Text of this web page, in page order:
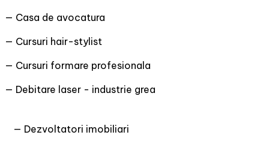
— Casa de avocatura
— Cursuri hair-stylist
— Cursuri formare profesionala
— Debitare laser - industrie grea
— Dezvoltatori imobiliari